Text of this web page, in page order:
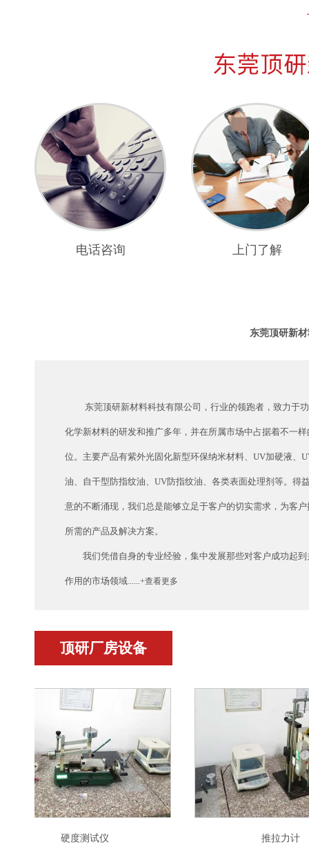
电话咨询 上门了解
东莞顶研新
东莞顶研新材料科技有限公司，行业的领跑者，致力于
化学新材料的研发和推广多年，并在所属市场中占据着不一样
位。主要产品有紫外光固化新型环保纳米材料、UV加硬液、
油、自干型防指纹油、UV防指纹油、各类表面处理剂等。得
意的不断涌现，我们总是能够立足于客户的切实需求，为客户
所需的产品及解决方案。
我们凭借自身的专业经验，集中发展那些对客户成功起到
作用的市场领域......+查看更多
顶研厂房设备
硬度测试仪 推